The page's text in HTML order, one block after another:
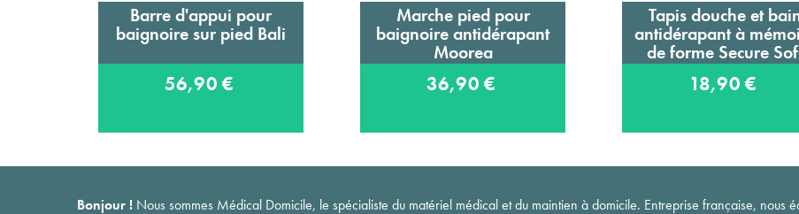
Ajouter au panier
Barre d'appui pour
baignoire sur pied Bali
56,90 €
Ajouter au panier
Marche pied pour
baignoire antidérapant
Moorea
36,90 €
Ajouter au panier
Tapis douche et
antidérapant à
de forme Secure
18,90 €
Bonjour ! Nous sommes Médical Domicile, le spécialiste du matériel médical et du maintien à domicile. Entreprise française, nous